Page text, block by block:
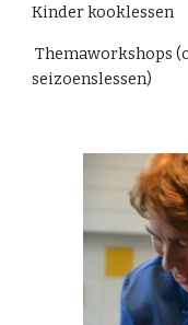
Kinder kooklessen
Themaworkshops
seizoenslessen)